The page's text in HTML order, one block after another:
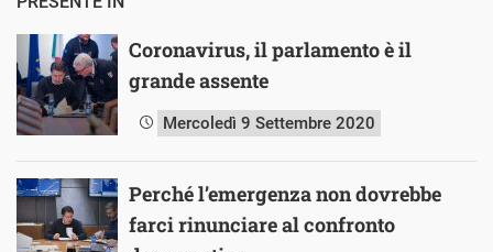
Coronavirus, il parlamento è il
grande assente
Mercoledì 9 Settembre 2020
Perché l’emergenza non dovrebbe
farci rinunciare al confronto